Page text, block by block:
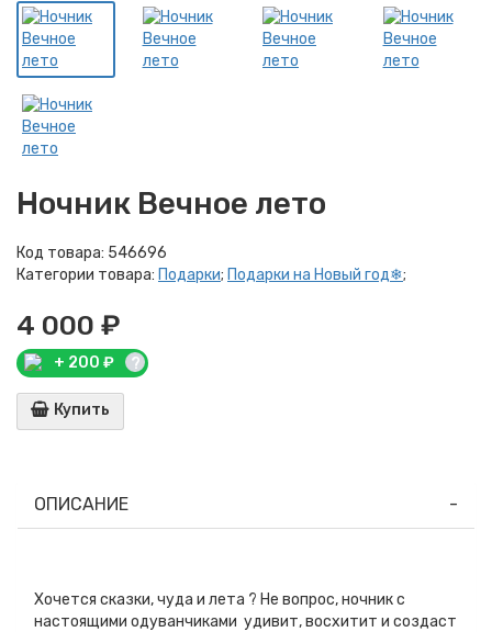
Ночник Вечное лето
Код товара: 546696
Категории товара: Подарки; Подарки на Новый год❄;
4 000 ₽
+ 200 ₽ ?
Купить
ОПИСАНИЕ
Хочется сказки, чуда и лета ? Не вопрос, ночник с
настоящими одуванчиками удивит, восхитит и создаст